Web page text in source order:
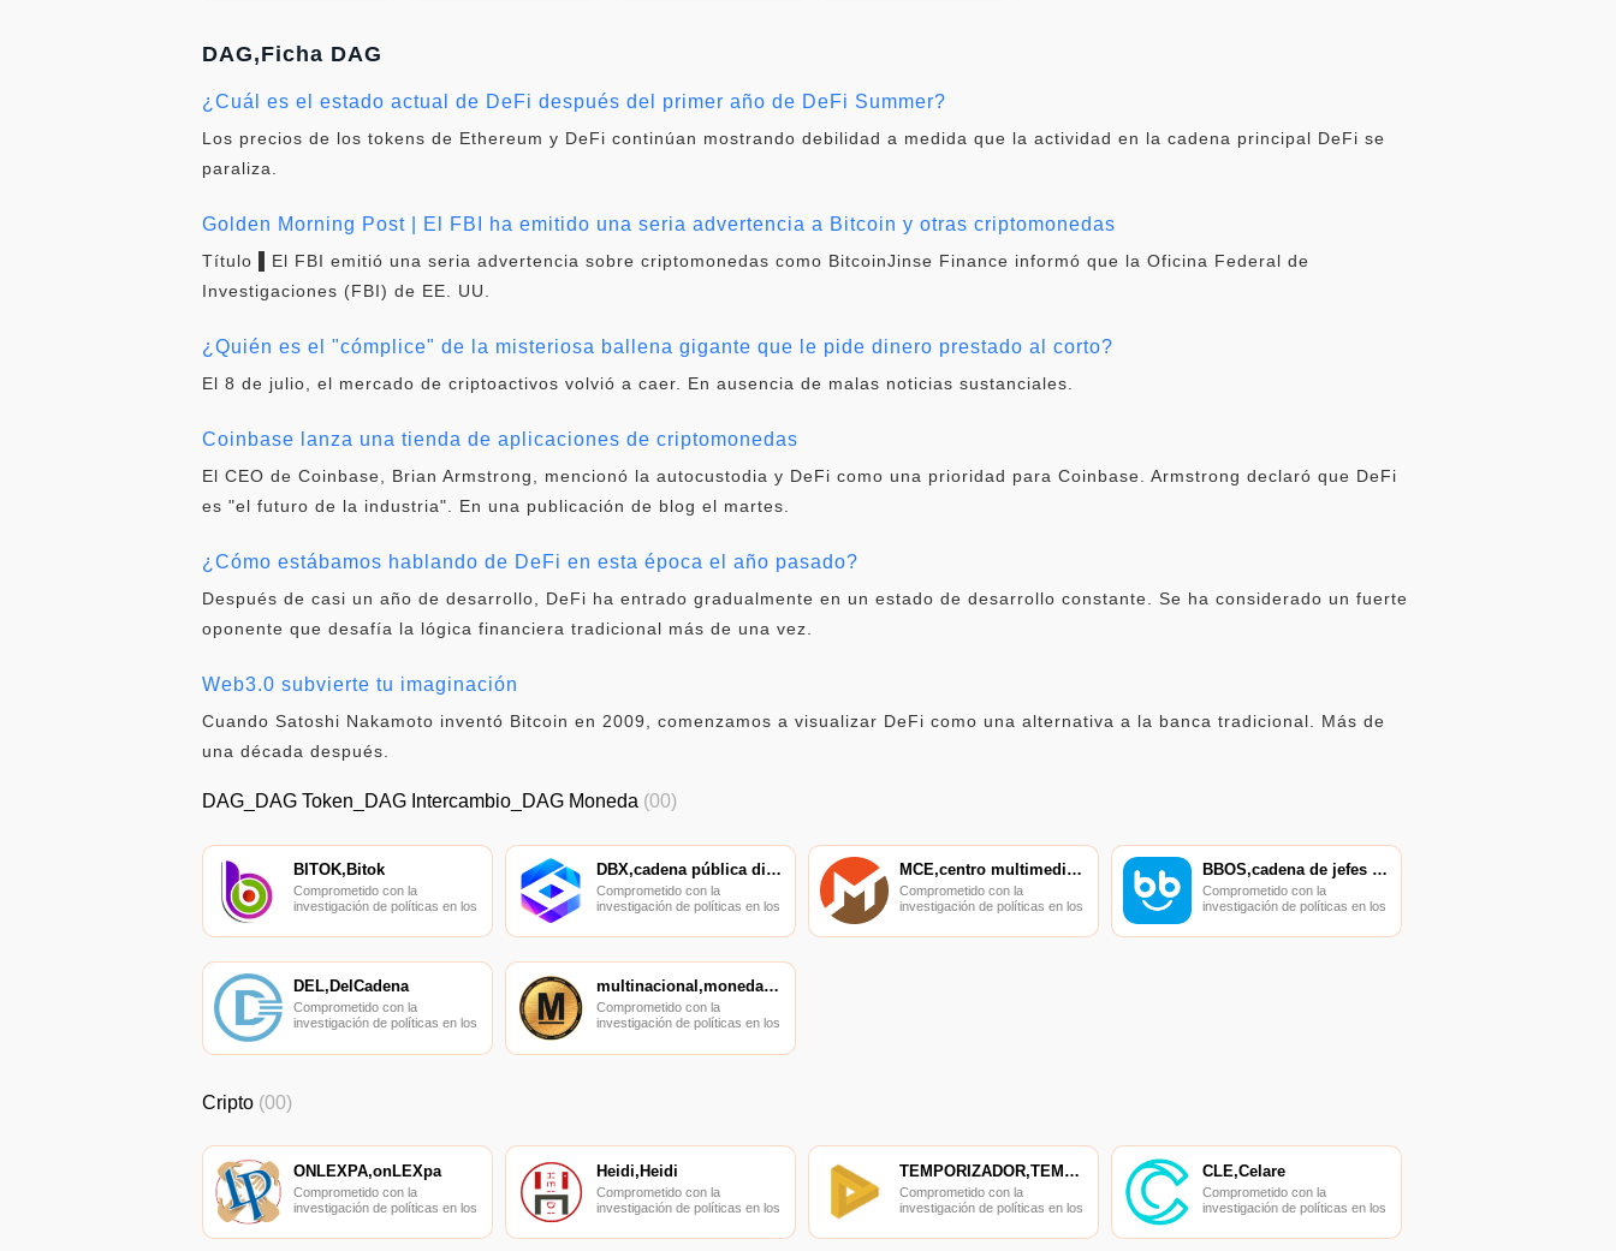
DAG,Ficha DAG
¿Cuál es el estado actual de DeFi después del primer año de DeFi Summer?
Los precios de los tokens de Ethereum y DeFi continúan mostrando debilidad a medida que la actividad en la cadena principal DeFi se
paraliza.
Golden Morning Post | El FBI ha emitido una seria advertencia a Bitcoin y otras criptomonedas
Título ▌El FBI emitió una seria advertencia sobre criptomonedas como BitcoinJinse Finance informó que la Oficina Federal de
Investigaciones (FBI) de EE. UU.
¿Quién es el "cómplice" de la misteriosa ballena gigante que le pide dinero prestado al corto?
El 8 de julio, el mercado de criptoactivos volvió a caer. En ausencia de malas noticias sustanciales.
Coinbase lanza una tienda de aplicaciones de criptomonedas
El CEO de Coinbase, Brian Armstrong, mencionó la autocustodia y DeFi como una prioridad para Coinbase. Armstrong declaró que DeFi
es "el futuro de la industria". En una publicación de blog el martes.
¿Cómo estábamos hablando de DeFi en esta época el año pasado?
Después de casi un año de desarrollo, DeFi ha entrado gradualmente en un estado de desarrollo constante. Se ha considerado un fuerte
oponente que desafía la lógica financiera tradicional más de una vez.
Web3.0 subvierte tu imaginación
Cuando Satoshi Nakamoto inventó Bitcoin en 2009, comenzamos a visualizar DeFi como una alternativa a la banca tradicional. Más de
una década después.
DAG_DAG Token_DAG Intercambio_DAG Moneda (00)
BITOK,Bitok
Comprometido con la
investigación de políticas en los
finanzas, las finanzas
DBX,cadena pública digital,DataBaseX
Comprometido con la
investigación de políticas en los
finanzas, las finanzas
MCE,centro multimedia Mocha
Comprometido con la
investigación de políticas en los
finanzas, las finanzas
BBOS,cadena de jefes de negocios
Comprometido con la
investigación de políticas en los
finanzas, las finanzas
DEL,DelCadena
Comprometido con la
investigación de políticas en los
finanzas, las finanzas
multinacional,moneda principal
Comprometido con la
investigación de políticas en los
finanzas, las finanzas
Cripto (00)
ONLEXPA,onLEXpa
Comprometido con la
investigación de políticas en los
finanzas, las finanzas
Heidi,Heidi
Comprometido con la
investigación de políticas en los
finanzas, las finanzas
TEMPORIZADOR,TEMPORIZADOR
Comprometido con la
investigación de políticas en los
finanzas, las finanzas
CLE,Celare
Comprometido con la
investigación de políticas en los
finanzas, las finanzas